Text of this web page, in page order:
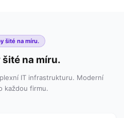
šité na míru.
na míru.
IT infrastrukturu. Moderní
každou firmu.